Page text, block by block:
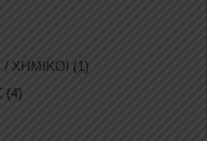
/ ΧΗΜΙΚΟΙ (1)
(4)